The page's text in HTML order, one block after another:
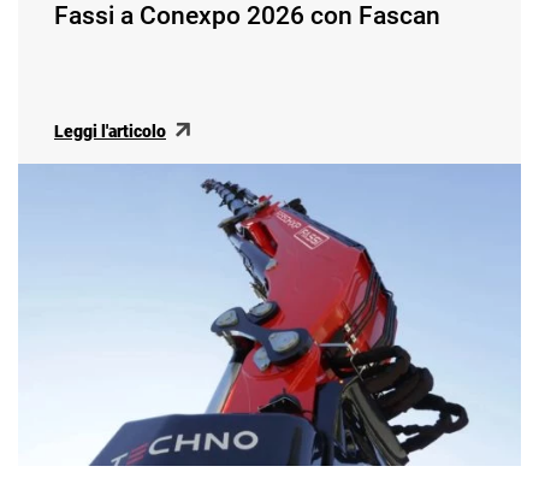
Fassi a Conexpo 2026 con Fascan
Leggi l'articolo